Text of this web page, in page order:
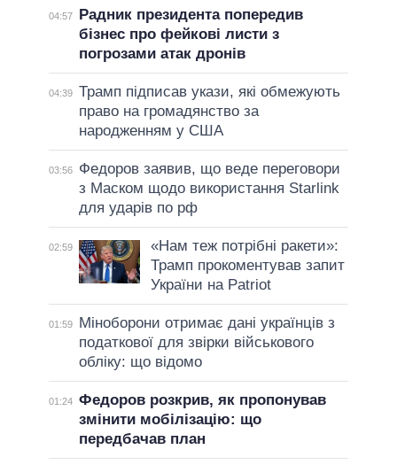
04:57
Радник президента попередив
бізнес про фейкові листи з
погрозами атак дронів
04:39 Трамп підписав укази, які обмежують
право на громадянство за
народженням у США
03:56
Федоров заявив, що веде переговори
з Маском щодо використання Starlink
для ударів по рф
02:59
«Нам теж потрібні ракети»:
Трамп прокоментував запит
України на Patriot
01:59
Міноборони отримає дані українців з
податкової для звірки військового
обліку: що відомо
01:24 Федоров розкрив, як пропонував
змінити мобілізацію: що
передбачав план